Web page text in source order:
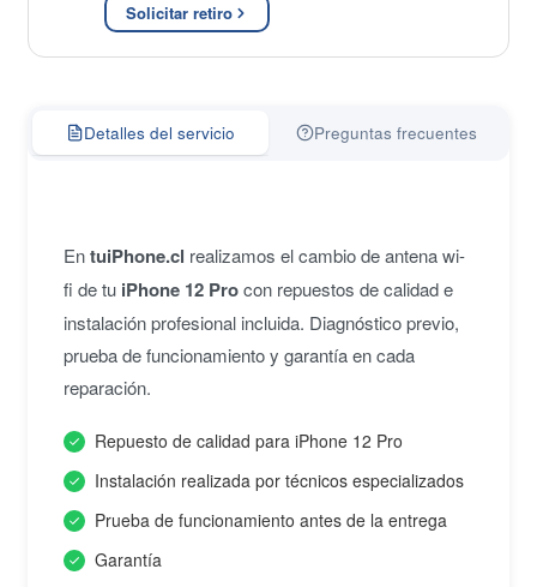
Solicitar retiro
Detalles del servicio Preguntas frecuentes
EntuiPhone.cl realizamos el cambio de antena wi-
fi de tu iPhone 12 Procon repuestos de calidad e
instalación profesional incluida. Diagnóstico previo,
prueba de funcionamiento y garantía en cada
reparación.
Repuesto de calidad para iPhone 12 Pro
Instalación realizada por técnicos especializados
Prueba de funcionamiento antes de la entrega
Garantía